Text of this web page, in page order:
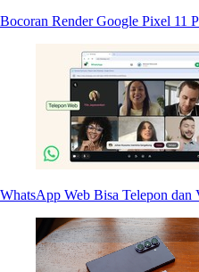
Bocoran Render Google Pixel 11
WhatsApp Web Bisa Telepon dan